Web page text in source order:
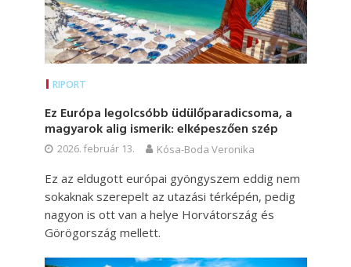
RIPORT
Ez Európa legolcsóbb üdülőparadicsoma, a
magyarok alig ismerik: elképeszően szép
2026. február 13. Kósa-Boda Veronika
Ez az eldugott európai gyöngyszem eddig nem
sokaknak szerepelt az utazási térképén, pedig
nagyon is ott van a helye Horvátország és
Görögország mellett.